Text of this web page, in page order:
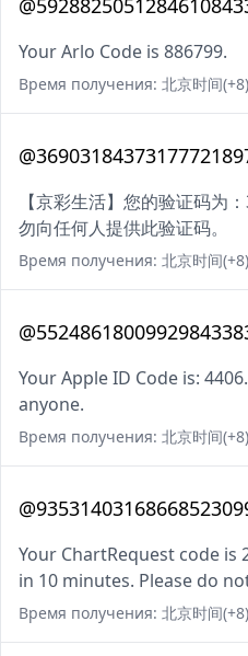
Your Arlo Code is 886799.
Время получения: 北京时间
【京彩生活】您的验证码为
勿向任何人提供此验证码。
Время получения: 北京时间
Your Apple ID Code is:
anyone.
Время получения: 北京时间
Your ChartRequest code is
in 10 minutes. Please do
Время получения: 北京时间